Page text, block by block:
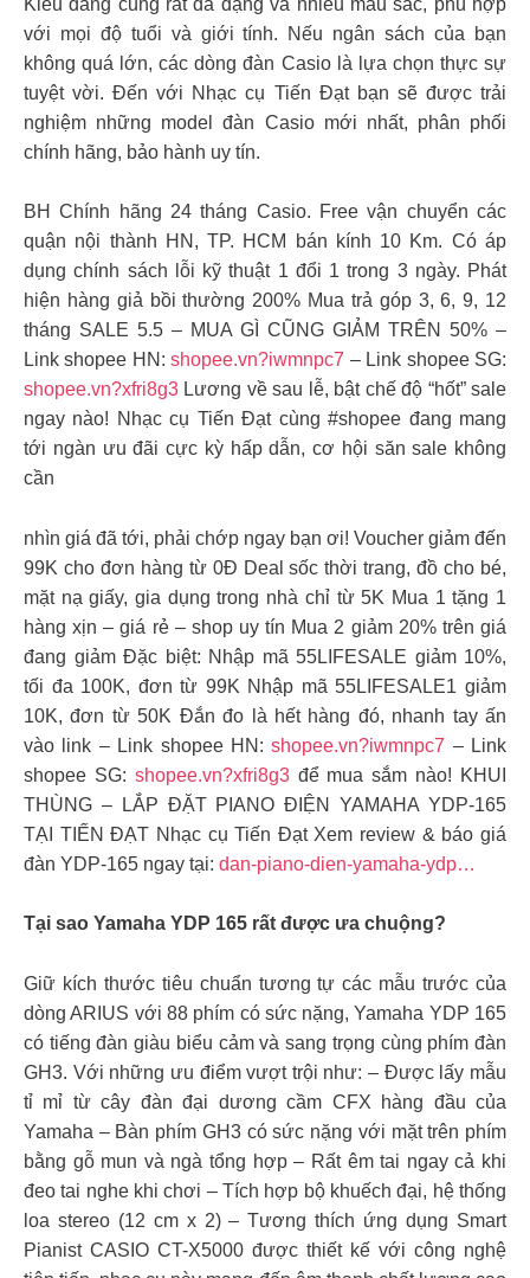
với mọi độ tuổi và giới tính. Nếu ngân sách của bạn
không quá lớn, các dòng đàn Casio là lựa chọn thực sự
tuyệt vời. Đến với Nhạc cụ Tiến Đạt bạn sẽ được trải
nghiệm những model đàn Casio mới nhất, phân phối
chính hãng, bảo hành uy tín.
BH Chính hãng 24 tháng Casio. Free vận chuyển các
quận nội thành HN, TP. HCM bán kính 10 Km. Có áp
dụng chính sách lỗi kỹ thuật 1 đổi 1 trong 3 ngày. Phát
hiện hàng giả bồi thường 200% Mua trả góp 3, 6, 9, 12
tháng SALE 5.5 – MUA GÌ CŨNG GIẢM TRÊN 50% –
Link shopee HN:shopee.vn?iwmnpc7 – Link shopee SG:
shopee.vn?xfri8g3 Lương về sau lễ, bật chế độ “hốt” sale
ngay nào! Nhạc cụ Tiến Đạt cùng #shopee đang mang
tới ngàn ưu đãi cực kỳ hấp dẫn, cơ hội săn sale không
cần
nhìn giá đã tới, phải chớp ngay bạn ơi! Voucher giảm đến
99K cho đơn hàng từ 0Đ Deal sốc thời trang, đồ cho bé,
mặt nạ giấy, gia dụng trong nhà chỉ từ 5K Mua 1 tặng 1
hàng xịn – giá rẻ – shop uy tín Mua 2 giảm 20% trên giá
đang giảm Đặc biệt: Nhập mã 55LIFESALE giảm 10%,
tối đa 100K, đơn từ 99K Nhập mã 55LIFESALE1 giảm
10K, đơn từ 50K Đắn đo là hết hàng đó, nhanh tay ấn
vào link – Link shopee HN:shopee.vn?iwmnpc7 – Link
shopee SG: shopee.vn?xfri8g3để mua sắm nào! KHUI
THÙNG – LẮP ĐẶT PIANO ĐIỆN YAMAHA YDP-165
TẠI TIẾN ĐẠT Nhạc cụ Tiến Đạt Xem review & báo giá
đàn YDP-165 ngay tại: dan-piano-dien-yamaha-ydp…
Tại sao Yamaha YDP 165 rất được ưa chuộng?
Giữ kích thước tiêu chuẩn tương tự các mẫu trước của
dòng ARIUS với 88 phím có sức nặng, Yamaha YDP 165
có tiếng đàn giàu biểu cảm và sang trọng cùng phím đàn
GH3. Với những ưu điểm vượt trội như: – Được lấy mẫu
tỉ mỉ từ cây đàn đại dương cầm CFX hàng đầu của
Yamaha – Bàn phím GH3 có sức nặng với mặt trên phím
bằng gỗ mun và ngà tổng hợp – Rất êm tai ngay cả khi
đeo tai nghe khi chơi – Tích hợp bộ khuếch đại, hệ thống
loa stereo (12 cm x 2) – Tương thích ứng dụng Smart
Pianist CASIO CT-X5000 được thiết kế với công nghệ